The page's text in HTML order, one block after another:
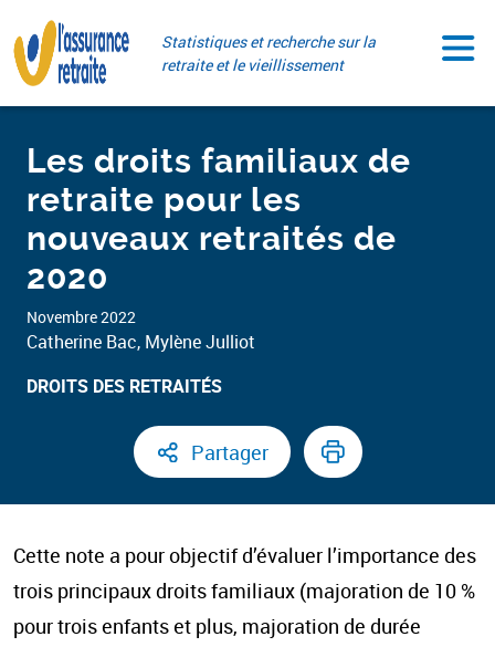
au
contenu
Statistiques et recherche sur la
retraite et le vieillissement
Novembre 2022
Les droits familiaux de
retraite pour les
nouveaux retraités de
2020
Catherine Bac, Mylène Julliot
DROITS DES RETRAITÉS ​
Partager
Cette note a pour objectif d’évaluer l’importance des
trois principaux droits familiaux (majoration de 10 %
pour trois enfants et plus, majoration de durée